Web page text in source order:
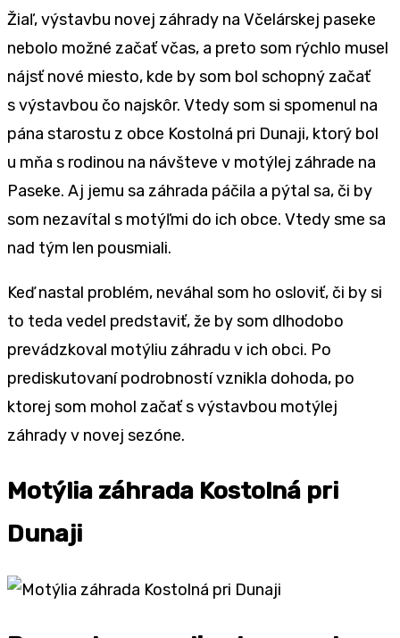
Žiaľ, výstavbu novej záhrady na Včelárskej paseke
nebolo možné začať včas, a preto som rýchlo musel
nájsť nové miesto, kde by som bol schopný začať
s výstavbou čo najskôr. Vtedy som si spomenul na
pána starostu z obce Kostolná pri Dunaji, ktorý bol
u mňa s rodinou na návšteve v motýlej záhrade na
Paseke. Aj jemu sa záhrada páčila a pýtal sa, či by
som nezavítal s motýľmi do ich obce. Vtedy sme sa
nad tým len pousmiali.
Keď nastal problém, neváhal som ho osloviť, či by si
to teda vedel predstaviť, že by som dlhodobo
prevádzkoval motýliu záhradu v ich obci. Po
prediskutovaní podrobností vznikla dohoda, po
ktorej som mohol začať s výstavbou motýlej
záhrady v novej sezóne.
Motýlia záhrada Kostolná pri
Dunaji